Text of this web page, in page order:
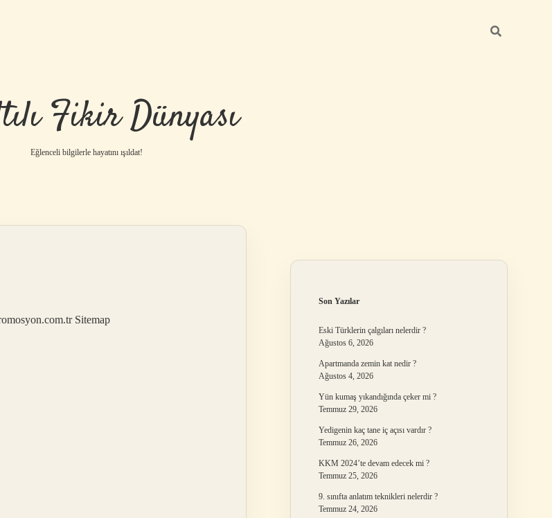
Fikir Dünyası
Eğlenceli bilgilerle hayatını ışıldat!
Sitemap
Son Yazılar
Eski Türklerin çalgıları nelerdir ?
Ağustos 6, 2026
Apartmanda zemin kat nedir ?
Ağustos 4, 2026
Yün kumaş yıkandığında çeker mi ?
Temmuz 29, 2026
Yedigenin kaç tane iç açısı vardır ?
Temmuz 26, 2026
KKM 2024’te devam edecek mi ?
Temmuz 25, 2026
9. sınıfta anlatım teknikleri nelerdir ?
Temmuz 24, 2026